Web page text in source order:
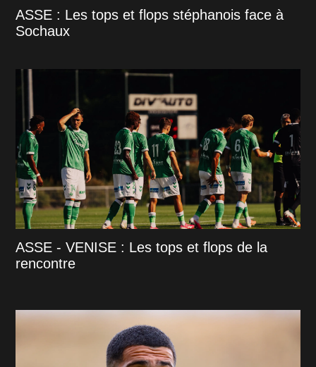
ASSE : Les tops et flops stéphanois face à
Sochaux
ASSE - VENISE : Les tops et flops de la
rencontre